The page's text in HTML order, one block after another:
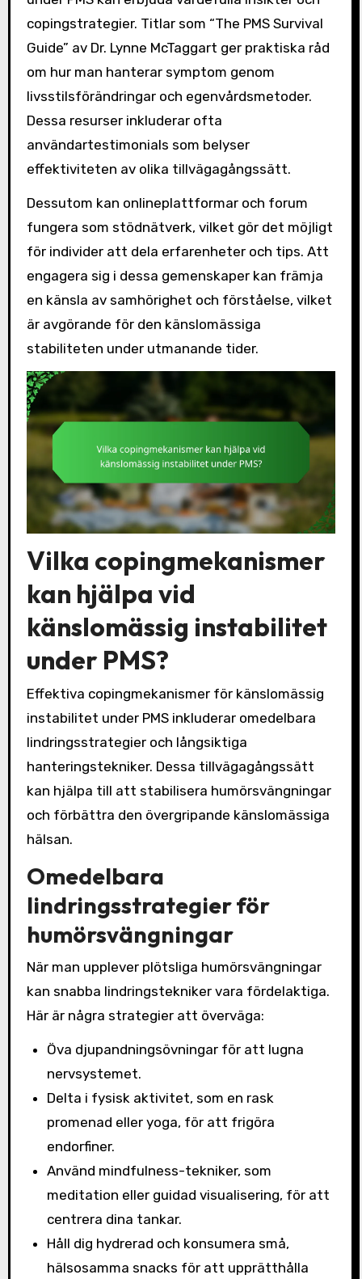
copingstrategier. Titlar som “The PMS Survival
Guide” av Dr. Lynne McTaggart ger praktiska råd
om hur man hanterar symptom genom
livsstilsförändringar och egenvårdsmetoder.
Dessa resurser inkluderar ofta
användartestimonials som belyser
effektiviteten av olika tillvägagångssätt.
Dessutom kan onlineplattformar och forum
fungera som stödnätverk, vilket gör det möjligt
för individer att dela erfarenheter och tips. Att
engagera sig i dessa gemenskaper kan främja
en känsla av samhörighet och förståelse, vilket
är avgörande för den känslomässiga
stabiliteten under utmanande tider.
Vilka copingmekanismer
kan hjälpa vid
känslomässig instabilitet
under PMS?
Effektiva copingmekanismer för känslomässig
instabilitet under PMS inkluderar omedelbara
lindringsstrategier och långsiktiga
hanteringstekniker. Dessa tillvägagångssätt
kan hjälpa till att stabilisera humörsvängningar
och förbättra den övergripande känslomässiga
hälsan.
Omedelbara
lindringsstrategier för
humörsvängningar
När man upplever plötsliga humörsvängningar
kan snabba lindringstekniker vara fördelaktiga.
Här är några strategier att överväga:
Öva djupandningsövningar för att lugna
nervsystemet.
Delta i fysisk aktivitet, som en rask
promenad eller yoga, för att frigöra
endorfiner.
Använd mindfulness-tekniker, som
meditation eller guidad visualisering, för att
centrera dina tankar.
Håll dig hydrerad och konsumera små,
hälsosamma snacks för att upprätthålla